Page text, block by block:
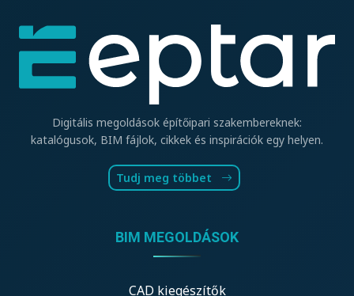
Digitális megoldások építőipari szakembereknek:
katalógusok, BIM fájlok, cikkek és inspirációk egy helyen.
Tudj meg többet
BIM MEGOLDÁSOK
CAD kiegészítők